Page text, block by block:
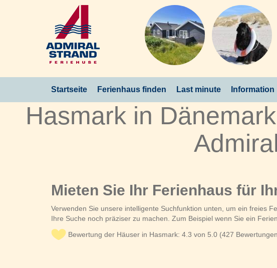
Startseite Ferienhaus finden Last minute Information
Hasmark in
Mieten Sie Ihr Ferienhaus für
Verwenden Sie unsere intelligente Suchfunktion unten, um ein freies
Ihre Suche noch präziser zu machen. Zum Beispiel wenn Sie ein
Bewertung der Häuser in Hasmark: 4.3 von 5.0 (427